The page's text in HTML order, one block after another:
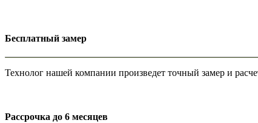
Бесплатный замер
Технолог нашей компании произведет точный замер и
Рассрочка до 6 месяцев